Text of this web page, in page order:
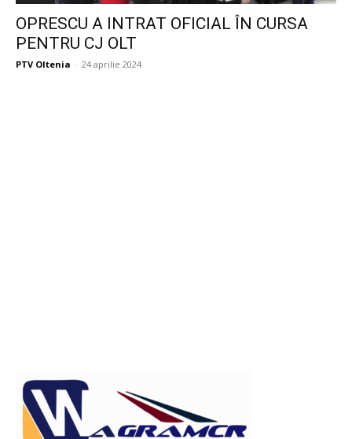
OPRESCU A INTRAT OFICIAL ÎN CURSA
PENTRU CJ OLT
PTV Oltenia - 24 aprilie 2024